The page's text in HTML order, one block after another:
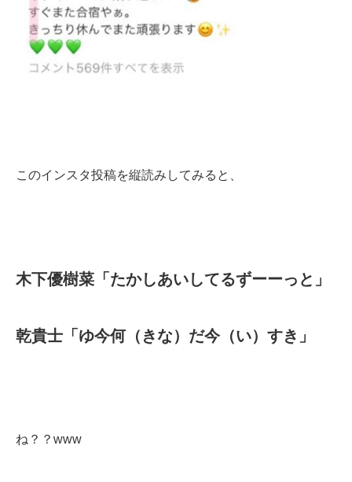
このインスタ投稿を縦読みしてみると、
木下優樹菜「たかしあいしてるずーーっと」
乾貴士「ゆ今何（きな）だ今（い）すき」
ね？？www